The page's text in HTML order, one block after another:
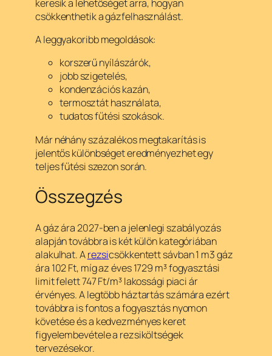
keresik a lehetőséget arra, hogyan
csökkenthetik a gázfelhasználást.
A leggyakoribb megoldások:
korszerű nyílászárók,
jobb szigetelés,
kondenzációs kazán,
termosztát használata,
tudatos fűtési szokások.
Már néhány százalékos megtakarítás is
jelentős különbséget eredményezhet egy
teljes fűtési szezon során.
Összegzés
A gáz ára 2027-ben a jelenlegi szabályozás
alapján továbbra is két külön kategóriában
alakulhat. Arezsicsökkentett sávban 1 m3 gáz
ára 102 Ft, míg az éves 1729 m³ fogyasztási
limit felett 747 Ft/m³ lakossági piaci ár
érvényes. A legtöbb háztartás számára ezért
továbbra is fontos a fogyasztás nyomon
követése és a kedvezményes keret
figyelembevétele a rezsiköltségek
tervezésekor.